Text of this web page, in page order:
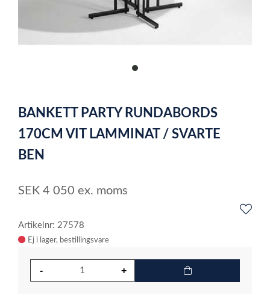
item
of
1
BANKETT PARTY RUNDABORDS
170CM VIT LAMMINAT / SVARTE
BEN
SEK 4 050 ex. moms
Artikelnr: 27578
Ej i lager